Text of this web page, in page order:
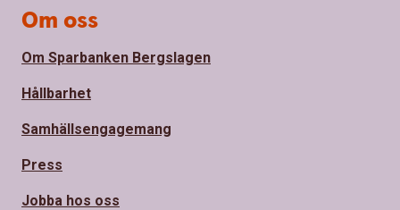
Om oss
Om Sparbanken Bergslagen
Hållbarhet
Samhällsengagemang
Press
Jobba hos oss